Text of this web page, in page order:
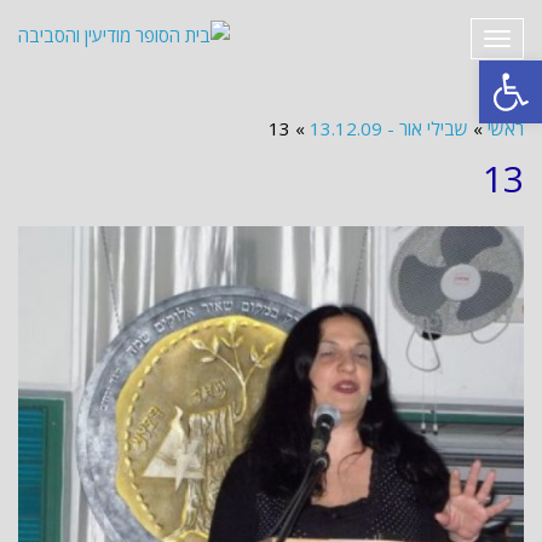
פתח סרגל נגישות
תפריט
ראשי » שבילי אור - 13.12.09 »
13
13